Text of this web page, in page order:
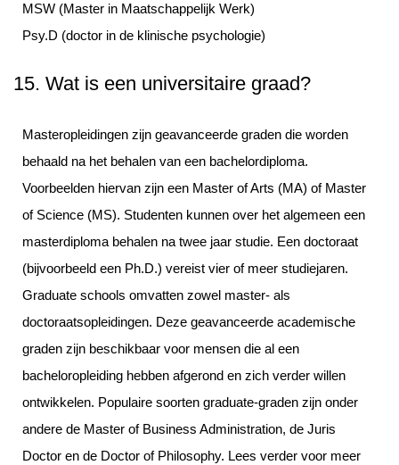
MSW (Master in Maatschappelijk Werk)
Psy.D (doctor in de klinische psychologie)
15. Wat is een universitaire graad?
Masteropleidingen zijn geavanceerde graden die worden
behaald na het behalen van een bachelordiploma.
Voorbeelden hiervan zijn een Master of Arts (MA) of Master
of Science (MS). Studenten kunnen over het algemeen een
masterdiploma behalen na twee jaar studie. Een doctoraat
(bijvoorbeeld een Ph.D.) vereist vier of meer studiejaren.
Graduate schools omvatten zowel master- als
doctoraatsopleidingen. Deze geavanceerde academische
graden zijn beschikbaar voor mensen die al een
bacheloropleiding hebben afgerond en zich verder willen
ontwikkelen. Populaire soorten graduate-graden zijn onder
andere de Master of Business Administration, de Juris
Doctor en de Doctor of Philosophy. Lees verder voor meer